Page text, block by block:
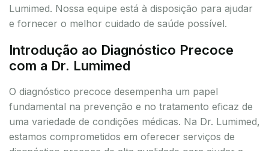
Lumimed. Nossa equipe está à disposição para ajudar
e fornecer o melhor cuidado de saúde possível.
Introdução ao Diagnóstico Precoce
com a Dr. Lumimed
O diagnóstico precoce desempenha um papel
fundamental na prevenção e no tratamento eficaz de
uma variedade de condições médicas. Na Dr. Lumimed,
estamos comprometidos em oferecer serviços de